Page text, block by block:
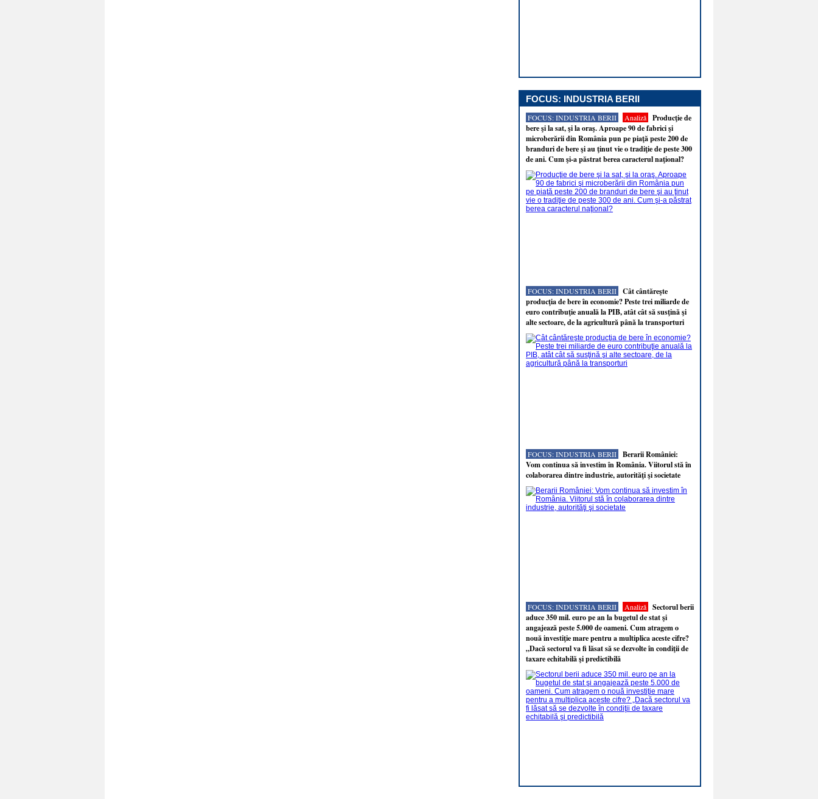
FOCUS: INDUSTRIA BERII
FOCUS: INDUSTRIA BERII Analiză
Producţie de
bere şi la sat, şi la oraş. Aproape 90 de fabrici şi
microberării din România pun pe piaţă peste 200 de
branduri de bere şi au ţinut vie o tradiţie de peste 300
de ani. Cum şi-a păstrat berea caracterul naţional?
FOCUS: INDUSTRIA BERII
Cât cântăreşte
producţia de bere în economie? Peste trei miliarde de
euro contribuţie anuală la PIB, atât cât să susţină şi
alte sectoare, de la agricultură până la transporturi
FOCUS: INDUSTRIA BERII
Berarii României:
Vom continua să investim în România. Viitorul stă în
colaborarea dintre industrie, autorităţi şi societate
FOCUS: INDUSTRIA BERII Analiză
Sectorul berii
aduce 350 mil. euro pe an la bugetul de stat şi
angajează peste 5.000 de oameni. Cum atragem o
nouă investiţie mare pentru a multiplica aceste cifre?
„Dacă sectorul va fi lăsat să se dezvolte în condiţii de
taxare echitabilă şi predictibilă